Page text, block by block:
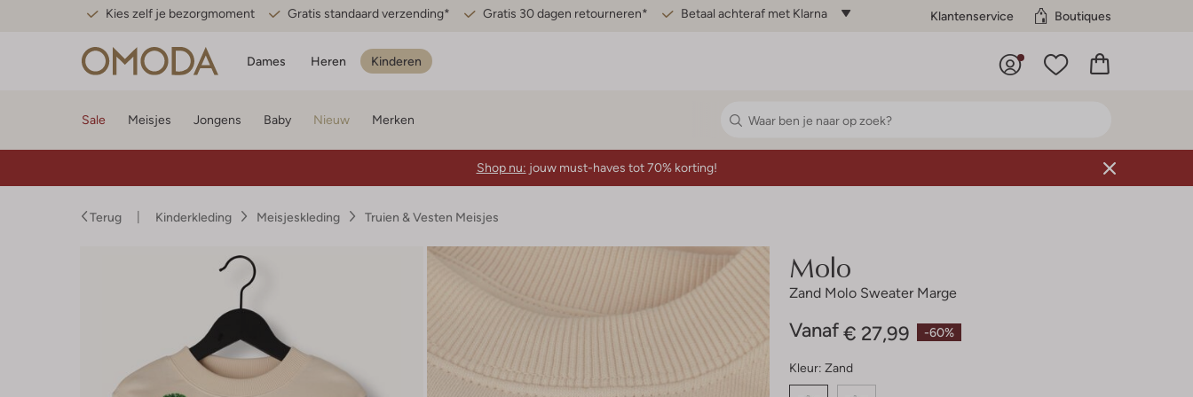
Kies zelf je bezorgmoment Gratis standaard verzending* Gratis 30 dagen retourneren* Betaal achteraf met Klarna Klantenservice Boutiques
Dames Heren Kinderen
Sale Meisjes Jongens Baby Nieuw Merken
Shop nu: jouw must-haves tot 70% korting!
Terug Kinderkleding Meisjeskleding Truien & Vesten Meisjes
Molo
Zand Molo Sweater Marge
-60%
Vanaf € 27,99
Kleur: Zand